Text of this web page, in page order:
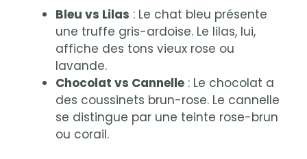
Bleu vs Lilas : Le chat bleu présente
une truffe gris-ardoise. Le lilas, lui,
affiche des tons vieux rose ou
lavande.
Chocolat vs Cannelle : Le chocolat a
des coussinets brun-rose. Le cannelle
se distingue par une teinte rose-brun
ou corail.